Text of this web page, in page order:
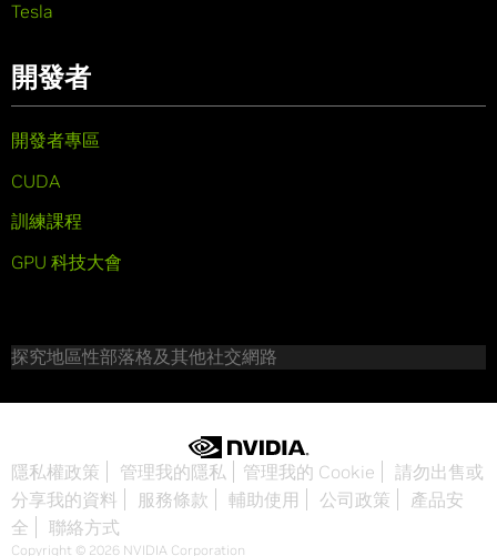
Tesla
開發者
開發者專區
CUDA
訓練課程
GPU 科技大會
探究地區性部落格及其他社交網路
隱私權政策 管理我的隱私 管理我的 Cookie
請勿出售或
分享我的資料
服務條款 輔助使用 公司政策
產品安
全
聯絡方式
Copyright © 2026 NVIDIA Corporation